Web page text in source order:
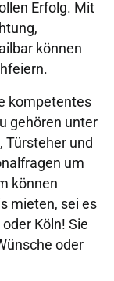
Erfolg. Mit
können
kompetentes
gehören unter
Türsteher und
um
können
mieten, sei es
Köln! Sie
oder